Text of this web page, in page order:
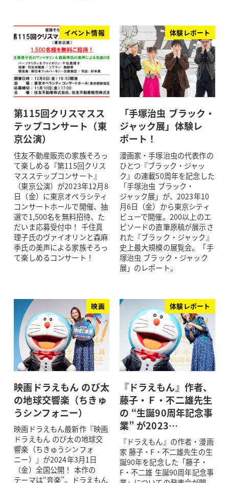
イベント情報
第115回クリスマスス
テップコンサート（東
京公演）
住友不動産販売の家族そろっ
て楽しめる『第115回クリス
マスステップコンサート』
（東京公演）が2023年12月8
日（金）に東京オペラシティ
コンサートホールで開催、抽
選で1,500名を無料招待、た
だいま応募受付中！ 千住真
理子氏のヴァイオリンと森麻
季氏の美声による家族そろっ
て楽しめるコンサート！
体験レポート
「手塚治虫 ブラック・
ジャック展」体験レ
ポート！
漫画家・手塚治虫の代表作の
ひとつ『ブラック・ジャッ
ク』の連載50周年を記念した
「手塚治虫 ブラック・
ジャック展」が、2023年10
月6日（金）から東京シティ
ビューで開催。200以上のエ
ピソードの直筆原稿が展示さ
れた『ブラック・ジャック』
史上最大規模の展覧会。「手
塚治虫 ブラック・ジャック
展」のレポート。
映画
映画ドラえもん のび太
の地球交響楽（ちきゅ
うシンフォニー）
映画ドラえもん最新作『映画
ドラえもん のび太の地球交
響楽（ちきゅうシンフォ
ニー）』が2024年3月1日
（金）全国公開！ 本作の
テーマは“音楽”。ドラえもん
体験レポート
『ドラえもん』作者、
藤子・Ｆ・不二雄先生
の “生誕90周年記念事
業” が2023…
『ドラえもん』の作者・漫画
家 藤子・F・不二雄先生の生
誕90年を記念した「藤子・
F・不二雄 生誕90周年記念事